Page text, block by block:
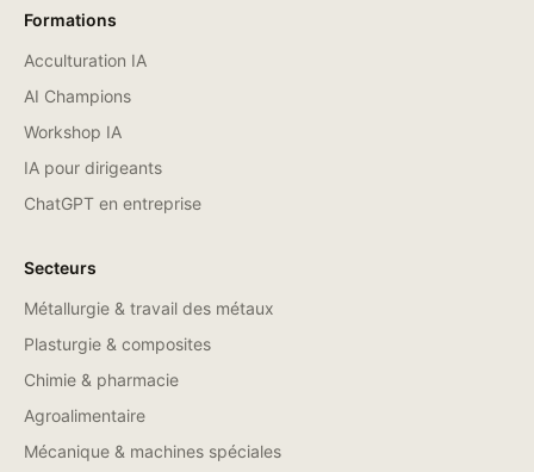
Formations
Acculturation IA
AI Champions
Workshop IA
IA pour dirigeants
ChatGPT en entreprise
Secteurs
Métallurgie & travail des métaux
Plasturgie & composites
Chimie & pharmacie
Agroalimentaire
Mécanique & machines spéciales